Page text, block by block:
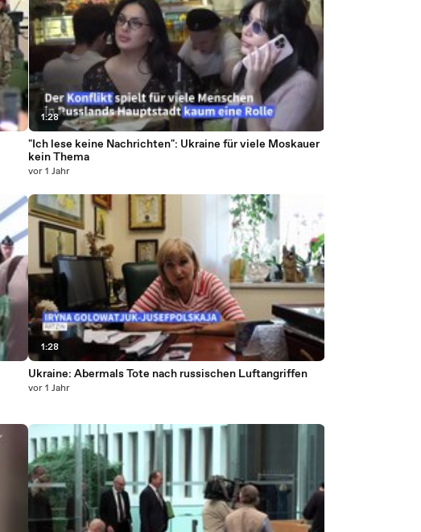
1:28
"Ich lese keine Nachrichten": Ukraine für viele Moskauer
kein Thema
vor 1 Jahr
1:28
Ukraine: Abermals Tote nach russischen Luftangriffen
vor 1 Jahr